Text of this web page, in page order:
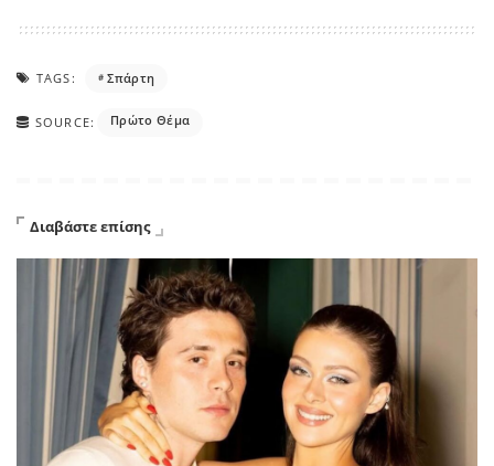
TAGS: Σπάρτη
SOURCE: Πρώτο Θέμα
Διαβάστε επίσης